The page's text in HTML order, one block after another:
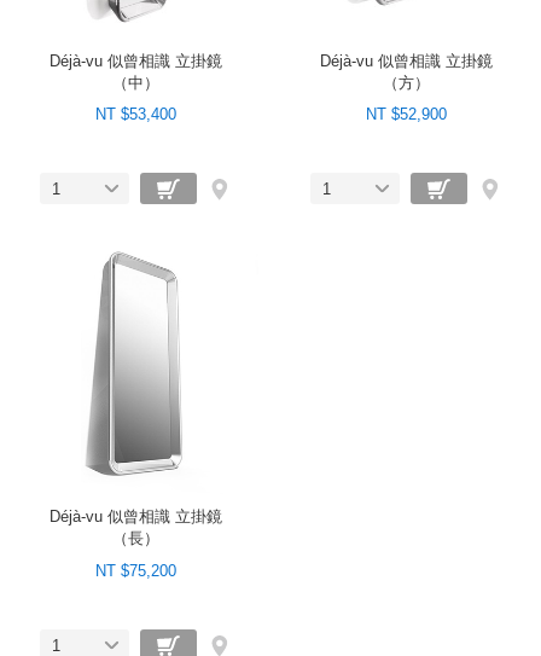
Déjà-vu 似曾相識 立掛鏡
（中）
NT $53,400
1
Déjà-vu 似曾相識 立掛鏡
（方）
NT $52,900
1
Déjà-vu 似曾相識 立掛鏡
（長）
NT $75,200
1